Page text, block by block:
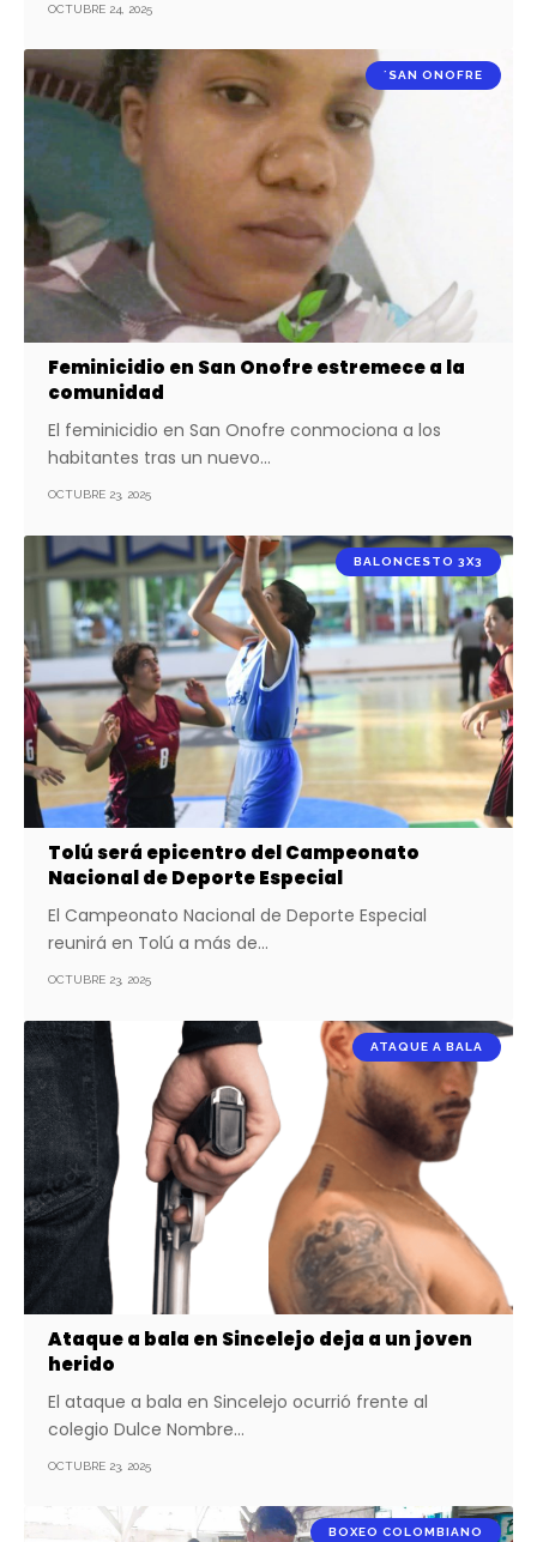
OCTUBRE 24, 2025
´SAN ONOFRE
Feminicidio en San Onofre estremece a la
comunidad
El feminicidio en San Onofre conmociona a los
habitantes tras un nuevo…
OCTUBRE 23, 2025
BALONCESTO 3X3
Tolú será epicentro del Campeonato
Nacional de Deporte Especial
El Campeonato Nacional de Deporte Especial
reunirá en Tolú a más de…
OCTUBRE 23, 2025
ATAQUE A BALA
Ataque a bala en Sincelejo deja a un joven
herido
El ataque a bala en Sincelejo ocurrió frente al
colegio Dulce Nombre…
OCTUBRE 23, 2025
BOXEO COLOMBIANO